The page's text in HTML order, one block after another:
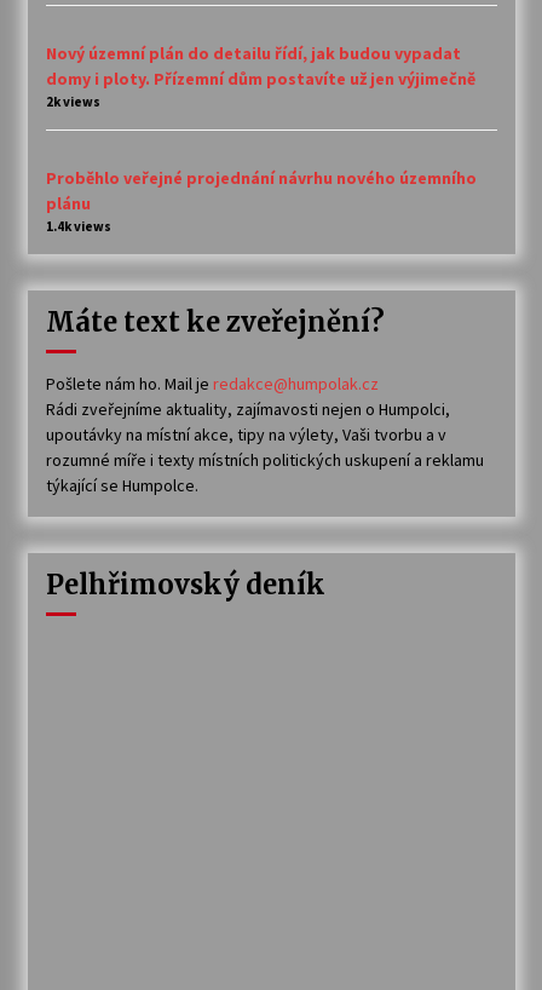
Nový územní plán do detailu řídí, jak budou vypadat
domy i ploty. Přízemní dům postavíte už jen výjimečně
2k views
Proběhlo veřejné projednání návrhu nového územního
plánu
1.4k views
Máte text ke zveřejnění?
Pošlete nám ho. Mail je redakce@humpolak.cz
Rádi zveřejníme aktuality, zajímavosti nejen o Humpolci,
upoutávky na místní akce, tipy na výlety, Vaši tvorbu a v
rozumné míře i texty místních politických uskupení a reklamu
týkající se Humpolce.
Pelhřimovský deník